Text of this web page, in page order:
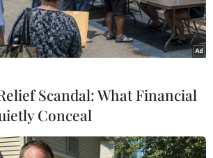
Scandal: What Financial
Conceal